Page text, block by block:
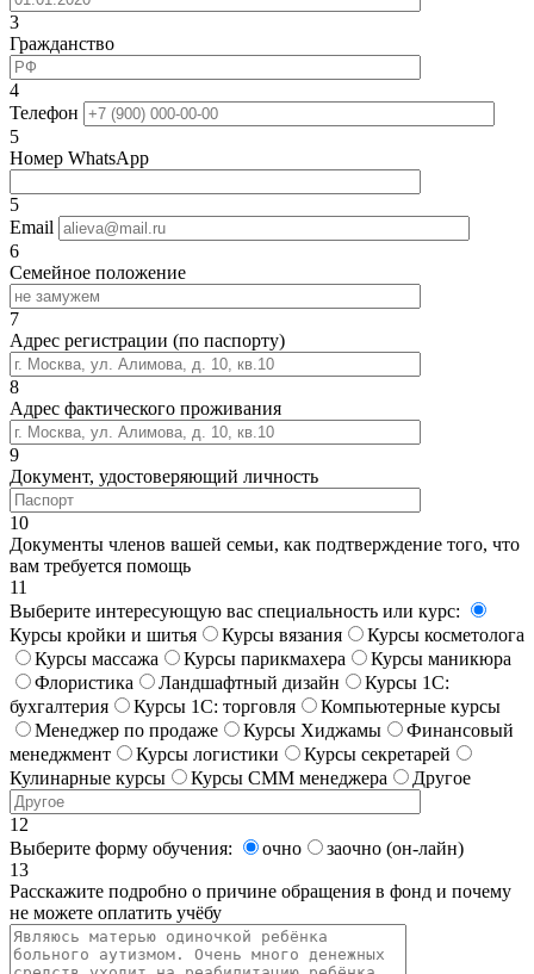
3
Гражданство
4
Телефон
5
Номер WhatsApp
5
Email
6
Семейное положение
7
Адрес регистрации (по паспорту)
8
Адрес фактического проживания
9
Документ, удостоверяющий личность
10
Документы членов вашей семьи, как подтверждение того, что
вам требуется помощь
11
Выберите интересующую вас специальность или курс:
Курсы кройки и шитья
Курсы вязания
Курсы косметолога
Курсы массажа
Курсы парикмахера
Курсы маникюра
Флористика
Ландшафтный дизайн
Курсы 1С:
бухгалтерия
Курсы 1С: торговля
Компьютерные курсы
Менеджер по продаже
Курсы Хиджамы
Финансовый
менеджмент
Курсы логистики
Курсы секретарей
Кулинарные курсы
Курсы СММ менеджера Другое
12
Выберите форму обучения:
очно
заочно (он-лайн)
13
Расскажите подробно о причине обращения в фонд и почему
не можете оплатить учёбу